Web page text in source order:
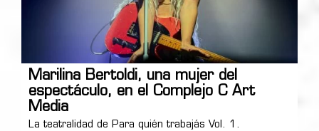
Marilina Bertoldi, una mujer del
espectáculo, en el Complejo C Art
Media
La teatralidad de Para quién trabajás Vol. 1.